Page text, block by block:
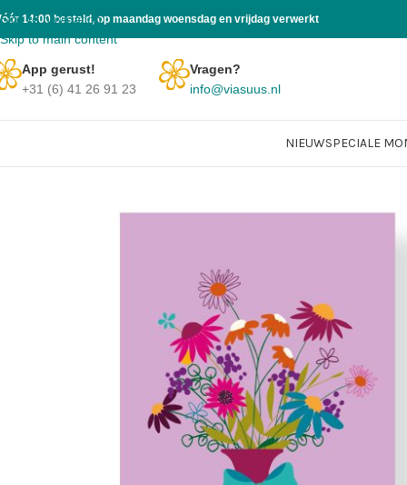
Skip to navigation
Skip to main content
14:00 besteld, op maandag woensdag en vrijdag verwerkt
App gerust!
+31 (6) 41 26 91 23
Vragen?
info@viasuus.nl
NIEUWSPECIALE